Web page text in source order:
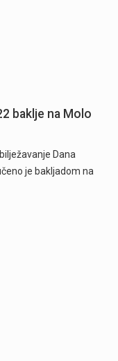
baklje na Molo
Dana
je bakljadom na